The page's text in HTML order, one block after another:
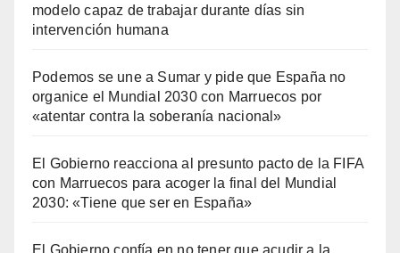
modelo capaz de trabajar durante días sin
intervención humana
Podemos se une a Sumar y pide que España no
organice el Mundial 2030 con Marruecos por
«atentar contra la soberanía nacional»
El Gobierno reacciona al presunto pacto de la FIFA
con Marruecos para acoger la final del Mundial
2030: «Tiene que ser en España»